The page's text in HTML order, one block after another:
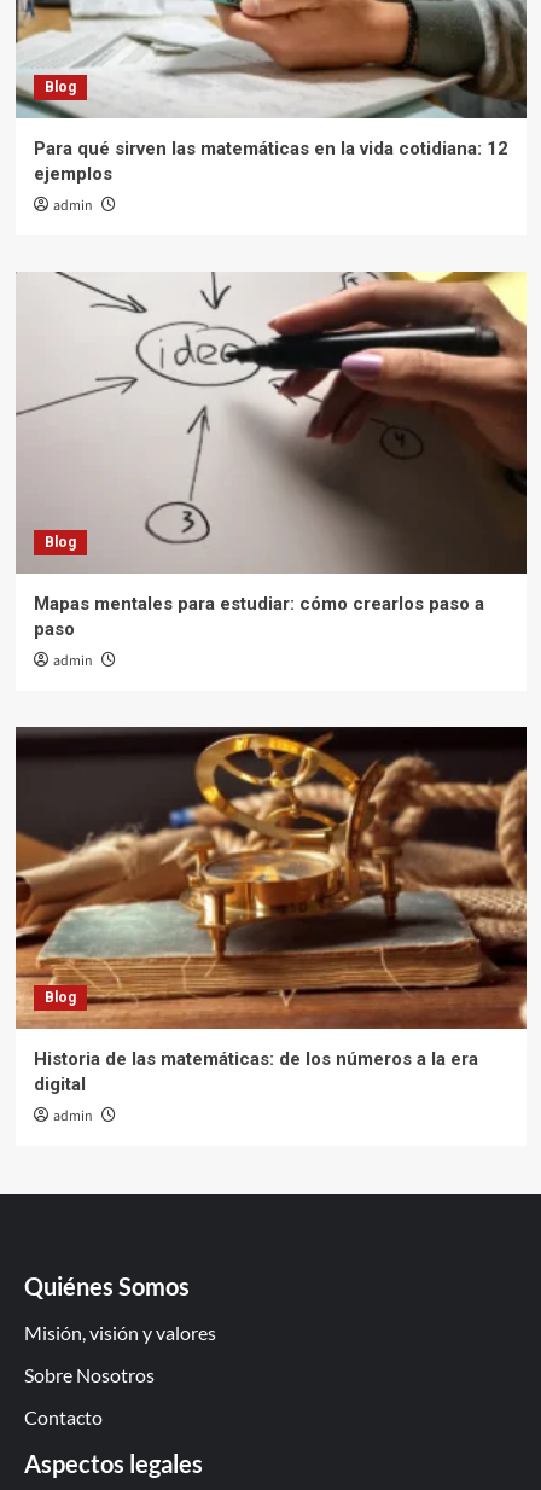
Blog
Para qué sirven las matemáticas en la vida cotidiana: 12
ejemplos
admin
Blog
Mapas mentales para estudiar: cómo crearlos paso a
paso
admin
Blog
Historia de las matemáticas: de los números a la era
digital
admin
Quiénes Somos
Misión, visión y valores
Sobre Nosotros
Contacto
Aspectos legales